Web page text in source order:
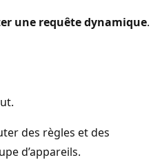
une requête dynamique.
des règles et des
d’appareils.